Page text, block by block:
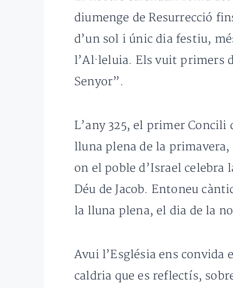
diumenge de Resurrecció
d’un sol i únic dia festiu,
l’Al·leluia. Els vuit primers
Senyor”.
L’any 325, el primer Concili
lluna plena de la
on el poble d’Israel celebra
Déu de Jacob. Entoneu
la lluna plena, el dia de la
Avui l’Església ens convida
caldria que es reflectís,